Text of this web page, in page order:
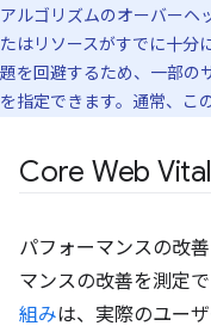
アルゴリズムのオーバーヘ
たはリソースがすでに十分
題を回避するため、一部の
を指定できます。通常、こ
Core Web
パフォーマンスの改
マンスの改善を測定で
組みは、実際のユー